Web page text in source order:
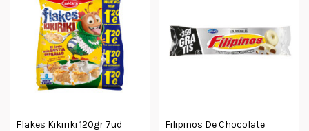
Flakes Kikiriki 120gr 7ud
Filipinos De Chocolate